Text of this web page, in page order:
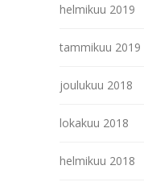
helmikuu 2019
tammikuu 2019
joulukuu 2018
lokakuu 2018
helmikuu 2018